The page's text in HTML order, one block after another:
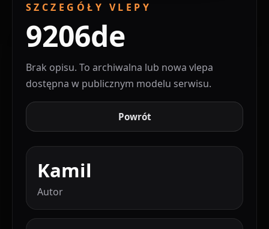
SZCZEGÓŁY VLEPY
9206de
Brak opisu. To archiwalna lub nowa vlepa
dostępna w publicznym modelu serwisu.
Powrót
Kamil
Autor